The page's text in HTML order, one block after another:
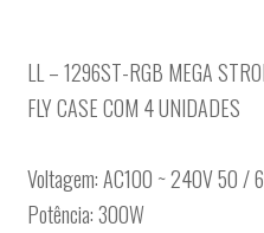
LL – 1296ST-RGB MEGA
FLY CASE COM 4 UNIDADES
Voltagem: AC100 ~ 240V 50 /
Potência: 300W